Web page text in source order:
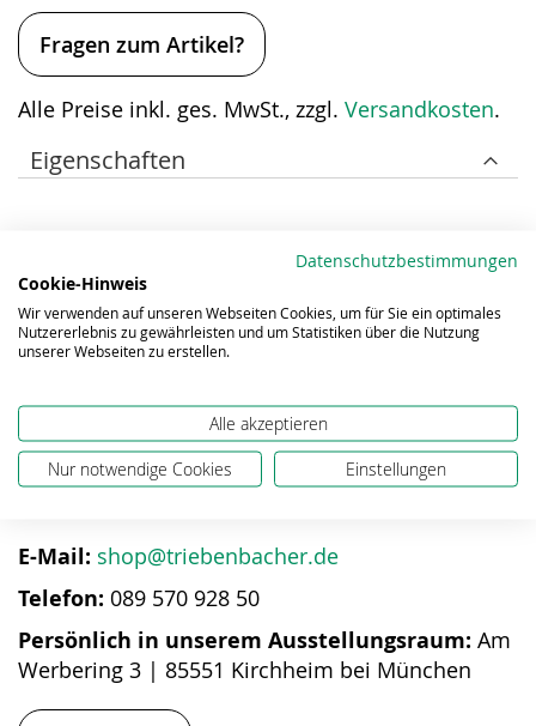
Fragen zum Artikel?
Alle Preise inkl. ges. MwSt., zzgl. Versandkosten.
Eigenschaften
Downloads
Bei Fragen zum Produkt
helfen wir gerne weiter
E-Mail: shop@triebenbacher.de
Telefon: 089 570 928 50
Persönlich in unserem Ausstellungsraum: Am
Werbering 3 | 85551 Kirchheim bei München
Datenschutzbestimmungen
Cookie-Hinweis
Wir verwenden auf unseren Webseiten Cookies, um für Sie ein optimales
Nutzererlebnis zu gewährleisten und um Statistiken über die Nutzung
unserer Webseiten zu erstellen.
Alle akzeptieren
Nur notwendige Cookies Einstellungen